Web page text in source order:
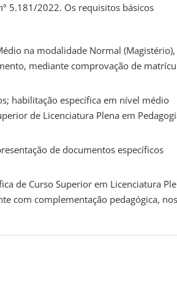
5.181/2022. Os requisitos básicos
na modalidade Normal (Magistério),
mediante comprovação de
habilitação específica em nível médio
de Licenciatura Plena em
de documentos específicos
de Curso Superior em Licenciatura
com complementação pedagógica, nos